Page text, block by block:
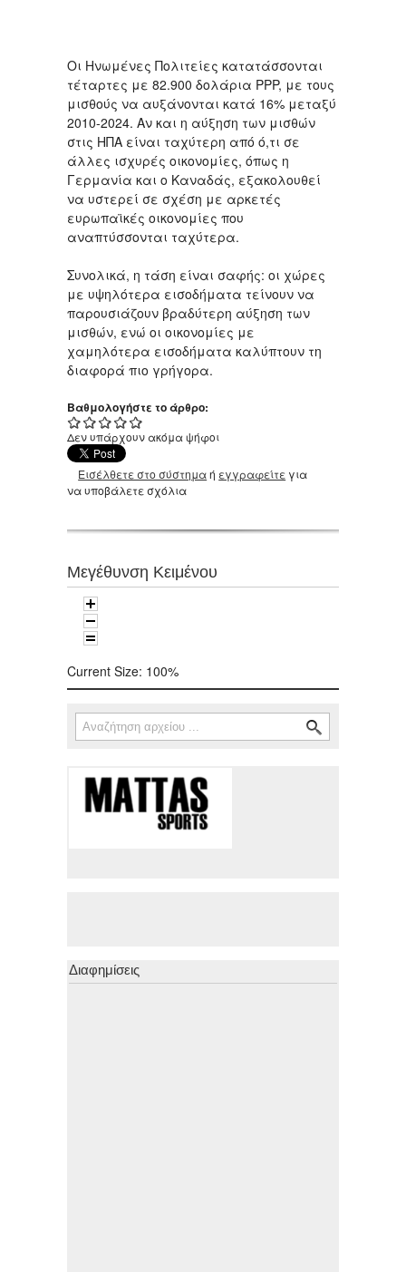
Οι Ηνωμένες Πολιτείες κατατάσσονται
τέταρτες με 82.900 δολάρια PPP, με τους
μισθούς να αυξάνονται κατά 16% μεταξύ
2010-2024. Αν και η αύξηση των μισθών
στις ΗΠΑ είναι ταχύτερη από ό,τι σε
άλλες ισχυρές οικονομίες, όπως η
Γερμανία και ο Καναδάς, εξακολουθεί
να υστερεί σε σχέση με αρκετές
ευρωπαϊκές οικονομίες που
αναπτύσσονται ταχύτερα.
Συνολικά, η τάση είναι σαφής: οι χώρες
με υψηλότερα εισοδήματα τείνουν να
παρουσιάζουν βραδύτερη αύξηση των
μισθών, ενώ οι οικονομίες με
χαμηλότερα εισοδήματα καλύπτουν τη
διαφορά πιο γρήγορα.
Βαθμολογήστε το άρθρο:
Δεν υπάρχουν ακόμα ψήφοι
Εισέλθετε στο σύστημαή εγγραφείτε για
να υποβάλετε σχόλια
Μεγέθυνση Κειμένου
Current Size: 100%
Φόρμα αναζήτησης
Αναζήτηση
Διαφημίσεις